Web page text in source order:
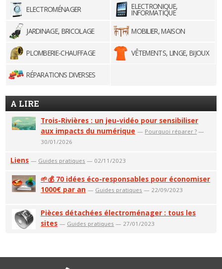
ELECTROMÉNAGER ELECTRONIQUE,
INFORMATIQUE
JARDINAGE, BRICOLAGE
MOBILIER, MAISON
PLOMBERIE-CHAUFFAGE VÊTEMENTS, LINGE, BIJOUX
RÉPARATIONS DIVERSES
A LIRE
Trois-Rivières : un jeu-vidéo pour sensibiliser
aux impacts du numérique — Pourquoi réparer ? —
30/01/2026
Liens — Guides pratiques — 02/11/2023
🌱💰 70 idées éco-responsables pour économiser
1000€ par an — Guides pratiques — 22/09/2023
Pièces détachées électroménager : tous les
sites — Guides pratiques — 27/01/2023